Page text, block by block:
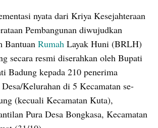
nyata dari Kriya Kesejahteraan
Pembangunan diwujudkan
Bantuan Rumah Layak Huni (BRLH)
secara resmi diserahkan oleh Bupati
Badung kepada 210 penerima
Kelurahan di 5 Kecamatan se-
(kecuali Kecamatan Kuta),
Pura Desa Bongkasa, Kecamatan